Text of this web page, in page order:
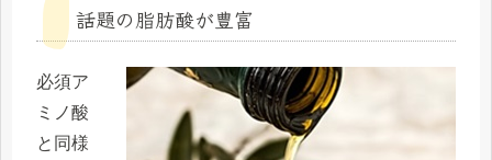
話題の脂肪酸が豊富
必須ア
ミノ酸
と同様